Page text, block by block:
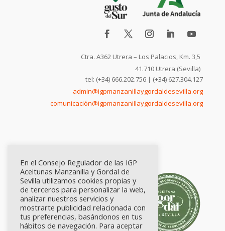
Ctra. A362 Utrera – Los Palacios, Km. 3,5
41.710 Utrera (Sevilla)
tel: (+34) 666.202.756 | (+34) 627.304.127
admin@igpmanzanillaygordaldesevilla.org
comunicación@igpmanzanillaygordaldesevilla.org
En el Consejo Regulador de las IGP
Aceitunas Manzanilla y Gordal de
Sevilla utilizamos cookies propias y
de terceros para personalizar la web,
analizar nuestros servicios y
mostrarte publicidad relacionada con
tus preferencias, basándonos en tus
hábitos de navegación. Para aceptar